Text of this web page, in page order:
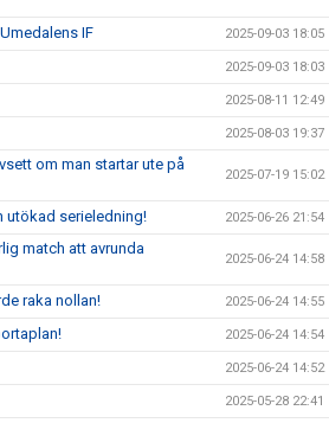
IF 2025-09-03 18:05
2025-09-03 18:03
2025-08-11 12:49
2025-08-03 19:37
om man startar ute på
2025-07-19 15:02
utökad serieledning! 2025-06-26 21:54
match att avrunda
2025-06-24 14:58
raka nollan! 2025-06-24 14:55
2025-06-24 14:54
2025-06-24 14:52
2025-05-28 22:41